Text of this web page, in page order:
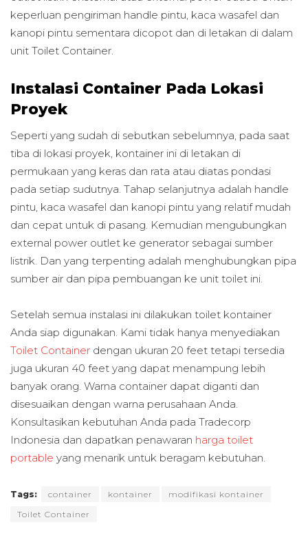
keperluan pengiriman handle pintu, kaca wasafel dan
kanopi pintu sementara dicopot dan di letakan di dalam
unit Toilet Container.
Instalasi Container Pada Lokasi
Proyek
Seperti yang sudah di sebutkan sebelumnya, pada saat
tiba di lokasi proyek, kontainer ini di letakan di
permukaan yang keras dan rata atau diatas pondasi
pada setiap sudutnya. Tahap selanjutnya adalah handle
pintu, kaca wasafel dan kanopi pintu yang relatif mudah
dan cepat untuk di pasang. Kemudian mengubungkan
external power outlet ke generator sebagai sumber
listrik. Dan yang terpenting adalah menghubungkan pipa
sumber air dan pipa pembuangan ke unit toilet ini.
Setelah semua instalasi ini dilakukan toilet kontainer
Anda siap digunakan. Kami tidak hanya menyediakan
Toilet Container dengan ukuran 20 feet tetapi tersedia
juga ukuran 40 feet yang dapat menampung lebih
banyak orang. Warna container dapat diganti dan
disesuaikan dengan warna perusahaan Anda.
Konsultasikan kebutuhan Anda pada Tradecorp
Indonesia dan dapatkan penawaran harga toilet
portable yang menarik untuk beragam kebutuhan.
Tags: container kontainer
modifikasi kontainer
Toilet Container